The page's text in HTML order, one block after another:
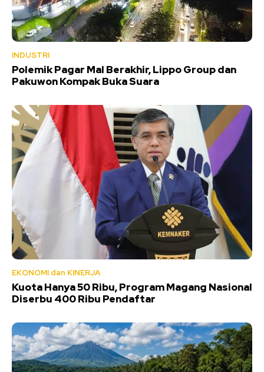
INDUSTRI
Polemik Pagar Mal Berakhir, Lippo Group dan
Pakuwon Kompak Buka Suara
EKONOMI dan KINERJA
Kuota Hanya 50 Ribu, Program Magang Nasional
Diserbu 400 Ribu Pendaftar